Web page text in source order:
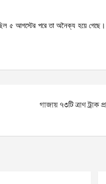
৫ আগস্টের পরে তা অনৈক্য হয়ে
গাজায় ৭৩টি ত্রাণ ট্রাক